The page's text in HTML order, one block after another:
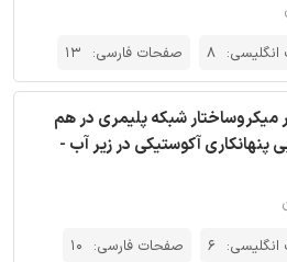
8 صفحات فارسی: 13
میکروساختار شبکه پلیمری در هم
پنهانکاری آکوستیکی در زیر آب -
6 صفحات فارسی: 10